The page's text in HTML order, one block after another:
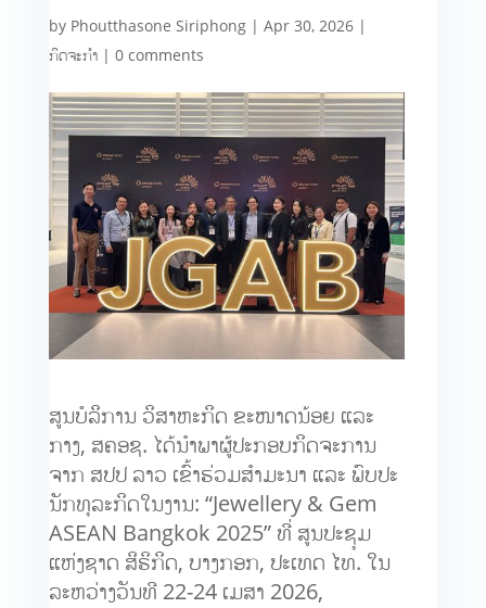
by Phoutthasone Siriphong| Apr 30, 2026|
ກິດຈະກຳ| 0 comments
ສູນບໍລິການ ວິສາຫະກິດ ຂະໜາດນ້ອຍ ແລະ
ກາງ, ສຄອຊ. ໄດ້ນຳພາຜູ້ປະກອບກິດຈະການ
ຈາກ ສປປ ລາວ ເຂົ້າຮ່ວມສໍາມະນາ ແລະ ພົບປະ
ນັກທຸລະກິດໃນງານ: “Jewellery & Gem
ASEAN Bangkok 2025” ທີ່ ສູນປະຊຸມ
ແຫ່ງຊາດ ສິຣິກິດ, ບາງກອກ, ປະເທດ ໄທ. ໃນ
ລະຫວ່າງວັນທີ 22-24 ເມສາ 2026,